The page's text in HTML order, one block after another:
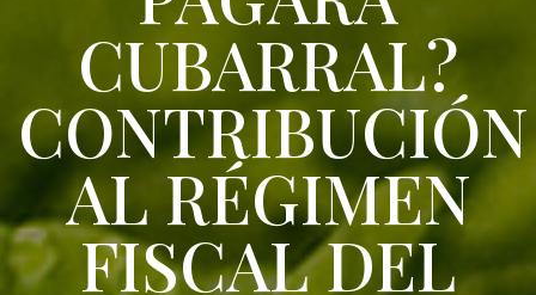
CUBARRAL?
CONTRIBUCIÓN
AL RÉGIMEN
FISCAL DEL